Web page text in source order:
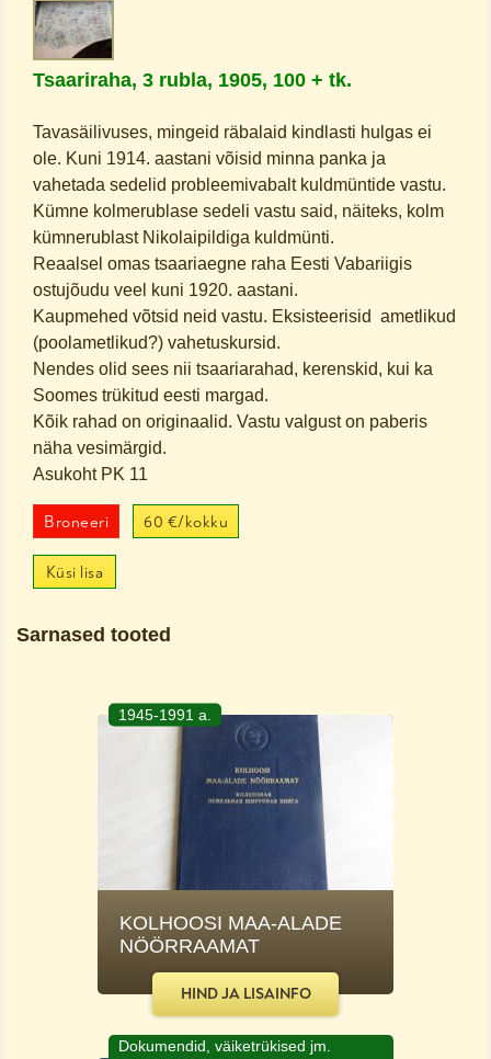
Tsaariraha, 3 rubla, 1905, 100 + tk.
Tavasäilivuses, mingeid räbalaid kindlasti hulgas ei
ole. Kuni 1914. aastani võisid minna panka ja
vahetada sedelid probleemivabalt kuldmüntide vastu.
Kümne kolmerublase sedeli vastu said, näiteks, kolm
kümnerublast Nikolaipildiga kuldmünti.
Reaalsel omas tsaariaegne raha Eesti Vabariigis
ostujõudu veel kuni 1920. aastani.
Kaupmehed võtsid neid vastu. Eksisteerisid ametlikud
(poolametlikud?) vahetuskursid.
Nendes olid sees nii tsaariarahad, kerenskid, kui ka
Soomes trükitud eesti margad.
Kõik rahad on originaalid. Vastu valgust on paberis
näha vesimärgid.
Asukoht PK 11
Broneeri 60 €/kokku
Küsi lisa
Sarnased tooted
1945-1991 a.
KOLHOOSI MAA-ALADE
NÖÖRRAAMAT
HIND JA LISAINFO
Dokumendid, väiketrükised jm.